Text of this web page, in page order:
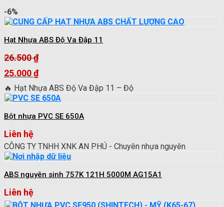
-6%
Hạt Nhựa ABS Độ Va Đập 11
26.500₫
Giá
là:
26.500 ₫.
25.000₫
Giá
hiện
là:
🔥 Hạt Nhựa ABS Độ Va Đập 11 – Độ
Bột nhựa PVC SE 650A
Liên hệ
CÔNG TY TNHH XNK AN PHÚ - Chuyên nhựa nguyên
ABS nguyên sinh 757K 121H 5000M AG15A1
Liên hệ